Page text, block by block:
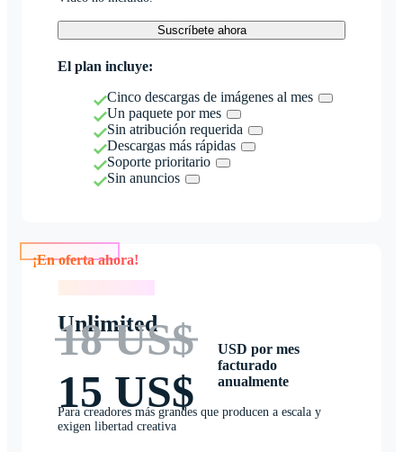
Suscríbete ahora
El plan incluye:
Cinco descargas de imágenes al mes
Un paquete por mes
Sin atribución requerida
Descargas más rápidas
Soporte prioritario
Sin anuncios
Unlimited
18 US$
15 US$
USD por mes
facturado
anualmente
Para creadores más grandes que producen a escala y
exigen libertad creativa